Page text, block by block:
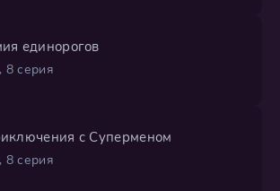
единорогов
8 серия
с Суперменом
8 серия